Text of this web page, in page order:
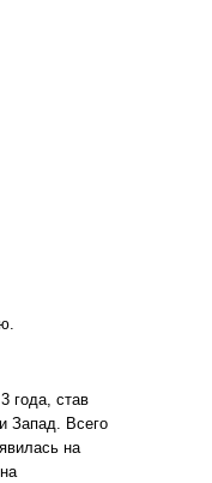
года, став
Запад. Всего
на